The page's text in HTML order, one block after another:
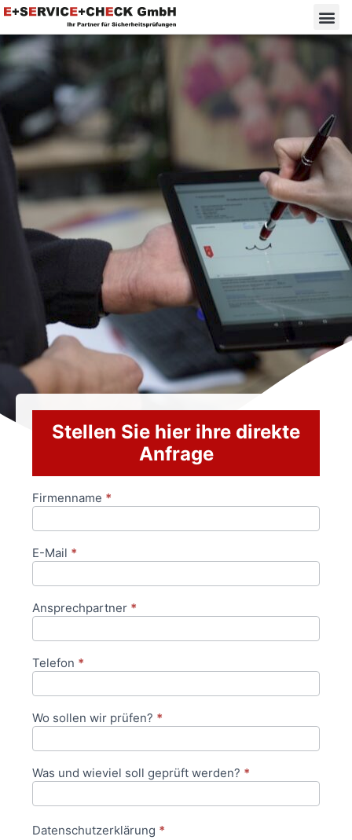
Stellen Sie hier ihre direkte
Anfrage
Anfrageformular
Firmenname *
E-Mail *
Ansprechpartner *
Telefon *
Wo sollen wir prüfen? *
Was und wieviel soll geprüft werden? *
Datenschutzerklärung *